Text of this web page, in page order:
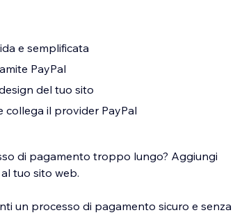
e semplificata
PayPal
del tuo sito
collega il provider PayPal
di pagamento troppo lungo? Aggiungi
tuo sito web.
un processo di pagamento sicuro e senza